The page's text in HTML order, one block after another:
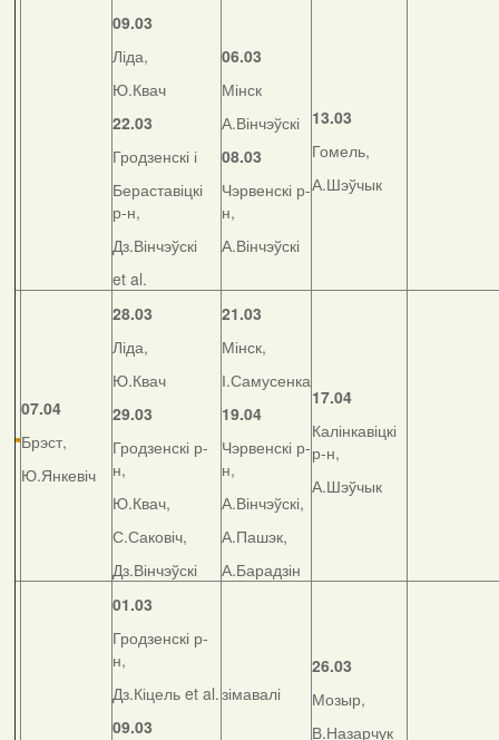
09.03
Ліда,
Ю.Квач
22.03
Гродзенскі і
Бераставіцкі
р-н,
Дз.Вінчэўскі
et al.
06.03
Мінск
А.Вінчэўскі
08.03
Чэрвенскі р-
н,
А.Вінчэўскі
13.03
Гомель,
А.Шэўчык
07.04
Брэст,
Ю.Янкевіч
28.03
Ліда,
Ю.Квач
29.03
Гродзенскі р-
н,
Ю.Квач,
С.Саковіч,
Дз.Вінчэўскі
21.03
Мінск,
І.Самусенка
19.04
Чэрвенскі р-
н,
А.Вінчэўскі,
А.Пашэк,
А.Барадзін
17.04
Калінкавіцкі
р-н,
А.Шэўчык
01.03
Гродзенскі р-
н,
Дз.Кіцель et al.
09.03
зімавалі
26.03
Мозыр,
В.Назарчук